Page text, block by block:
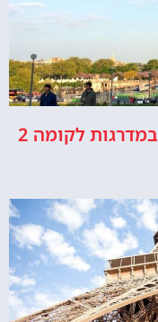
סיור במגדל אייפל כולל עלייה במדרגות לקומה 2